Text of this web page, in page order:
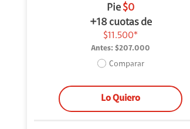
Pie $0
+18 cuotas de
$11.500*
Antes: $207.000
Comparar
Lo Quiero